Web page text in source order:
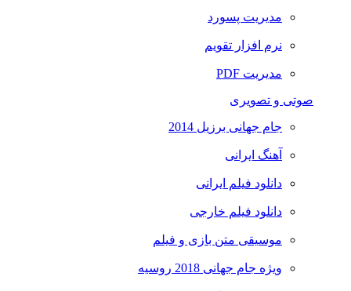
مدیریت پسورد
نرم افزار تقویم
مدیریت PDF
صوتی و تصویری
جام جهانی برزیل 2014
آهنگ ایرانی
دانلود فیلم ایرانی
دانلود فیلم خارجی
موسیقی متن بازی و فیلم
ویژه جام جهانی 2018 روسیه